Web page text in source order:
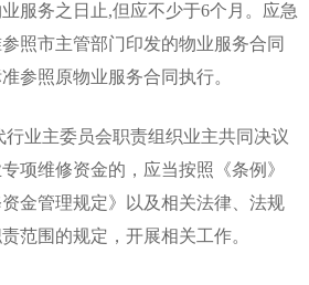
服务之日止,但应不少于6个月。应急
照市主管部门印发的物业服务合同
参照原物业服务合同执行。
业主委员会职责组织业主共同决议
项维修资金的，应当按照《条例》
资金管理规定》以及相关法律、法规
范围的规定，开展相关工作。